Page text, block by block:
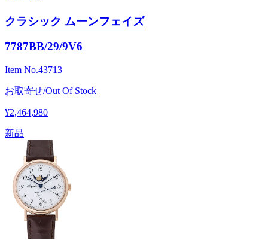
クラシック ムーンフェイズ
7787BB/29/9V6
Item No.43713
お取寄せ/Out Of Stock
¥2,464,980
新品